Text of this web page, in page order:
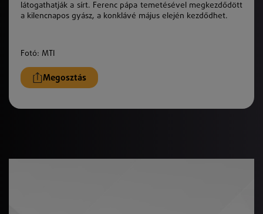
látogathatják a sírt. Ferenc pápa temetésével megkezdődött
a kilencnapos gyász, a konklávé május elején kezdődhet.
Fotó: MTI
Megosztás